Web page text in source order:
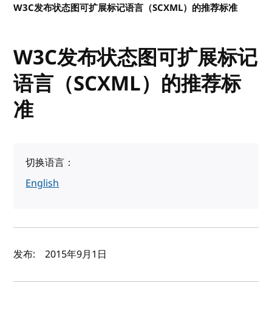
W3C发布状态图可扩展标记语言（SCXML）的推荐标准
W3C发布状态图可扩展标记
语言（SCXML）的推荐标
准
切换语言：
English
作者及发布日期
发布: 2015年9月1日